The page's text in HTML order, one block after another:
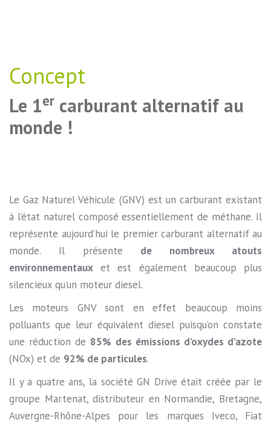
Concept
Le 1er carburant alternatif au
monde !
Le Gaz Naturel Véhicule (GNV) est un carburant existant
à l’état naturel composé essentiellement de méthane. Il
représente aujourd’hui le premier carburant alternatif au
monde. Il présente de nombreux atouts
environnementaux et est également beaucoup plus
silencieux qu’un moteur diesel.
Les moteurs GNV sont en effet beaucoup moins
polluants que leur équivalent diesel puisqu’on constate
une réduction de 85% des émissions d’oxydes d’azote
(NOx) et de 92% de particules.
Il y a quatre ans, la société GN Drive était créée par le
groupe Martenat, distributeur en Normandie, Bretagne,
Auvergne-Rhône-Alpes pour les marques Iveco, Fiat